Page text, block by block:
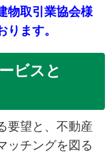
物取引業協会様
ます。
ビスと
要望と、不動産
ッチングを図る